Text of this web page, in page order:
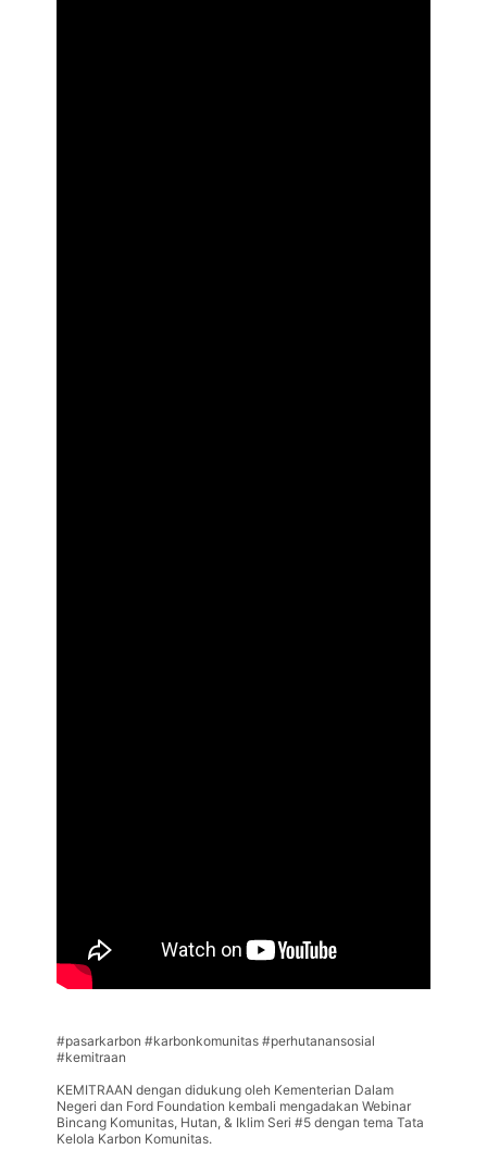
#pasarkarbon #karbonkomunitas #perhutanansosial
#kemitraan
KEMITRAAN dengan didukung oleh Kementerian Dalam
Negeri dan Ford Foundation kembali mengadakan Webinar
Bincang Komunitas, Hutan, & Iklim Seri #5 dengan tema Tata
Kelola Karbon Komunitas.